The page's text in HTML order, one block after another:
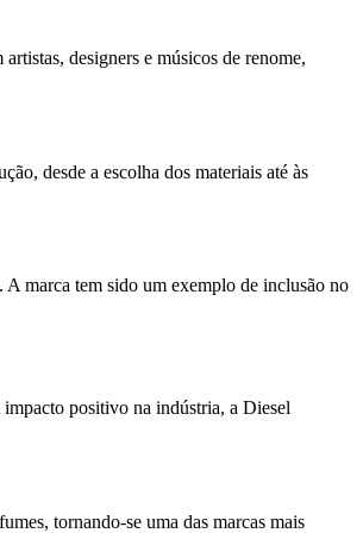
designers e músicos de renome,
desde a escolha dos materiais até às
A marca tem sido um exemplo de inclusão no
positivo na indústria, a Diesel
tornando-se uma das marcas mais